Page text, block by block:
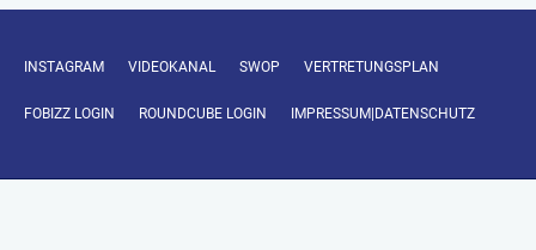
INSTAGRAM VIDEOKANAL SWOP VERTRETUNGSPLAN
FOBIZZ LOGIN ROUNDCUBE LOGIN IMPRESSUM|DATENSCHUTZ